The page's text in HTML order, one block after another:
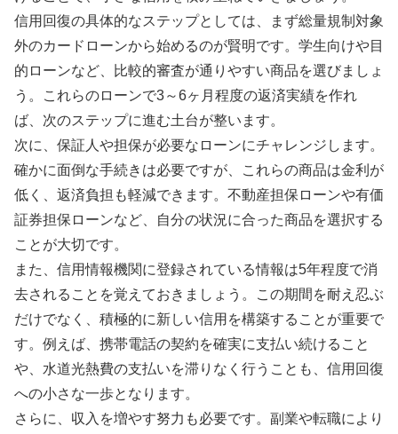
信用回復の具体的なステップとしては、まず総量規制対象
外のカードローンから始めるのが賢明です。学生向けや目
的ローンなど、比較的審査が通りやすい商品を選びましょ
う。これらのローンで3～6ヶ月程度の返済実績を作れ
ば、次のステップに進む土台が整います。
次に、保証人や担保が必要なローンにチャレンジします。
確かに面倒な手続きは必要ですが、これらの商品は金利が
低く、返済負担も軽減できます。不動産担保ローンや有価
証券担保ローンなど、自分の状況に合った商品を選択する
ことが大切です。
また、信用情報機関に登録されている情報は5年程度で消
去されることを覚えておきましょう。この期間を耐え忍ぶ
だけでなく、積極的に新しい信用を構築することが重要で
す。例えば、携帯電話の契約を確実に支払い続けること
や、水道光熱費の支払いを滞りなく行うことも、信用回復
への小さな一歩となります。
さらに、収入を増やす努力も必要です。副業や転職により